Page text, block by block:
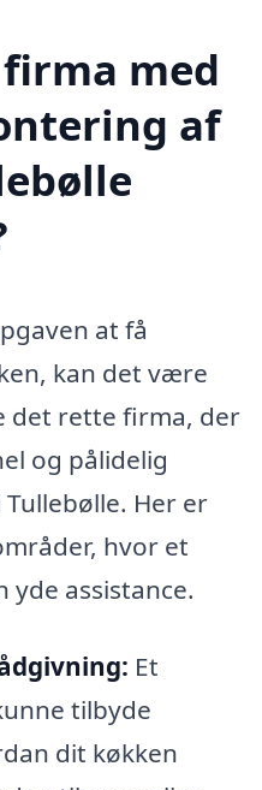
med
af
at få
kan det være
det rette firma, der
og pålidelig
Her er
hvor et
yde assistance.
Et
tilbyde
dit køkken